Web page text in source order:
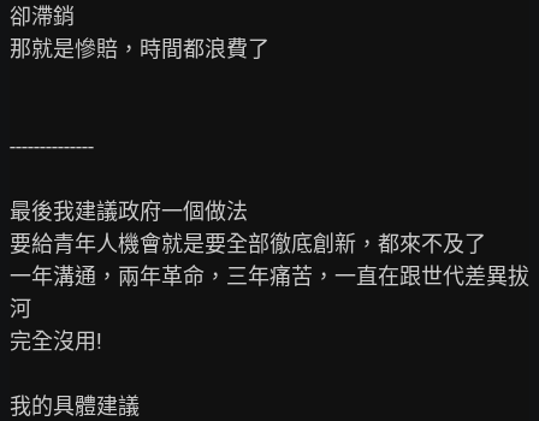
卻滯銷
那就是慘賠，時間都浪費了
--------------
最後我建議政府一個做法
要給青年人機會就是要全部徹底創新，都來不及了
一年溝通，兩年革命，三年痛苦，一直在跟世代差異拔
河
完全沒用!
我的具體建議